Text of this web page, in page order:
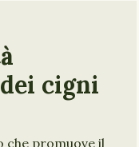
cigni
che promuove il